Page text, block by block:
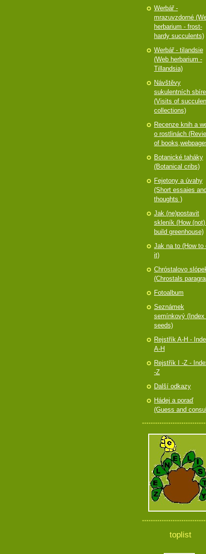
Werbář -
mrazuvzdorné
herbarium - frost-
hardy succulents)
Werbář - tilandsie
(Web herbarium -
Tillandsia)
Návštěvy
sukulentních
(Visits of
collections)
Recenze knih a
o rostlinách
of
Botanické taháky
(Botanical cribs)
Fejetony a úvahy
(Short essaies and
thoughts )
Jak (ne)postavit
skleník (How
build greenhouse)
Jak na to (How to
it)
Chróstalovo
(Chrostals
Fotoalbum
Seznámek
semínkový (Index
seeds)
Rejstřík A-H -
A-H
Rejstřík I -Z -
-Z
Další odkazy
Hádej a poraď
(Guess and
toplist